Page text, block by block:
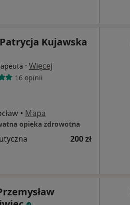
Kujawska
· Więcej
16 opinii
• Mapa
opieka zdrowotna
200 zł